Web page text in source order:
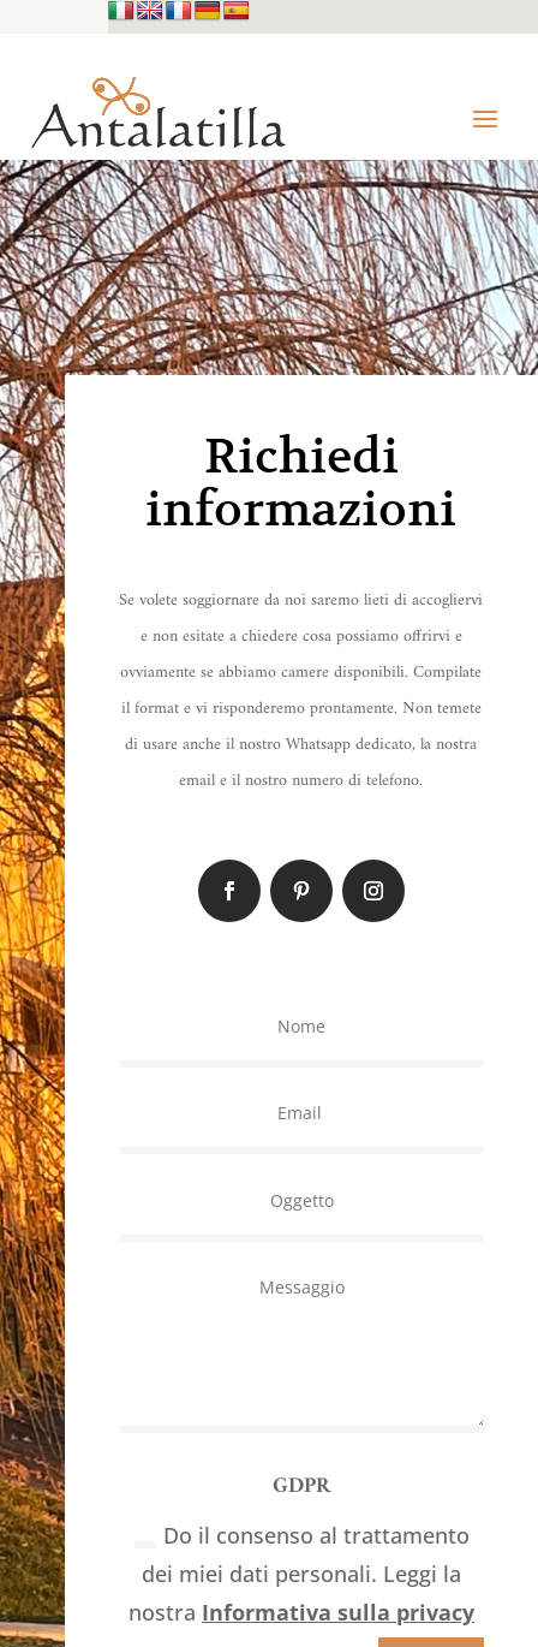
Richiedi
informazioni
Se volete soggiornare da noi saremo lieti di accogliervi
e non esitate a chiedere cosa possiamo offrirvi e
ovviamente se abbiamo camere disponibili. Compilate
il format e vi risponderemo prontamente. Non temete
di usare anche il nostro Whatsapp dedicato, la nostra
email e il nostro numero di telefono.
GDPR
Do il consenso al trattamento
dei miei dati personali. Leggi la
nostra Informativa sulla privacy